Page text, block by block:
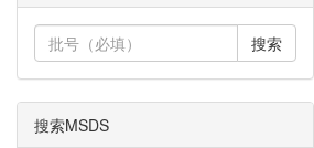
搜索
搜索MSDS